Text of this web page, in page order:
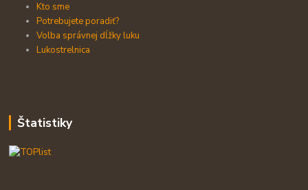
Kto sme
Potrebujete poradiť?
Volba správnej dĺžky luku
Lukostrelnica
Štatistiky